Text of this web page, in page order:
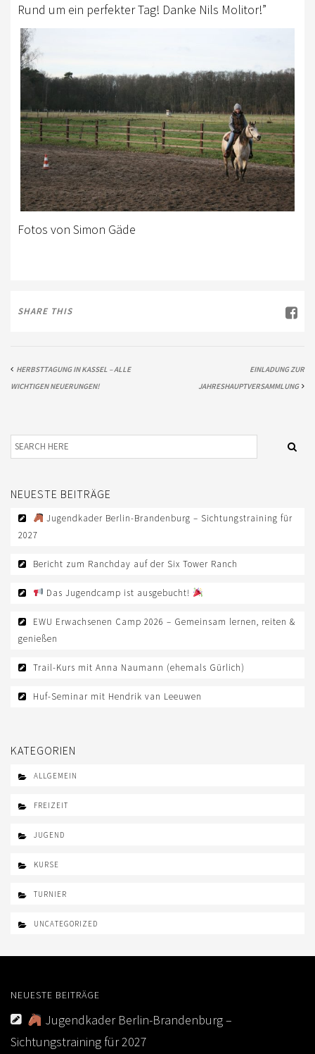
TRAINERAUSBILDUNG
AUSBILDUNG TURNIERFACHLEUTE
EWU-SHOP
LOGIN
Rund um ein perfekter Tag! Danke Nils Molitor!”
Fotos von Simon Gäde
SHARE THIS
HERBSTTAGUNG IN KASSEL – ALLE
WICHTIGEN NEUERUNGEN!
EINLADUNG ZUR
JAHRESHAUPTVERSAMMLUNG
NEUESTE BEITRÄGE
Jugendkader Berlin-Brandenburg – Sichtungstraining für
2027
Bericht zum Ranchday auf der Six Tower Ranch
Das Jugendcamp ist ausgebucht!
EWU Erwachsenen Camp 2026 – Gemeinsam lernen, reiten &
genießen
Trail-Kurs mit Anna Naumann (ehemals Gürlich)
Huf-Seminar mit Hendrik van Leeuwen
KATEGORIEN
ALLGEMEIN
FREIZEIT
JUGEND
KURSE
TURNIER
UNCATEGORIZED
NEUESTE BEITRÄGE
Jugendkader Berlin-Brandenburg –
Sichtungstraining für 2027